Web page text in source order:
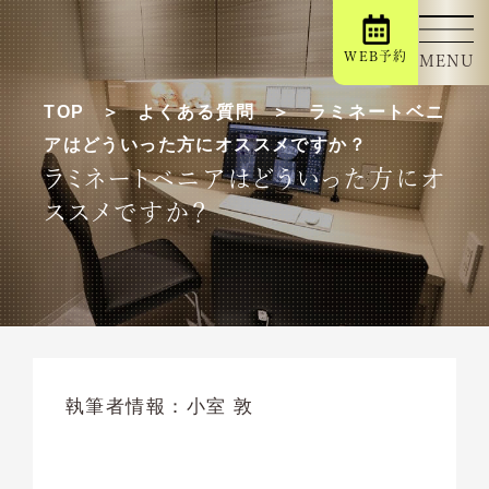
TOP よくある質問
ラミネートベニ
アはどういった方にオススメですか？
ラミネートベニアはどういった方にオ
ススメですか？
執筆者情報： 小室 敦
MENU
WEB予約